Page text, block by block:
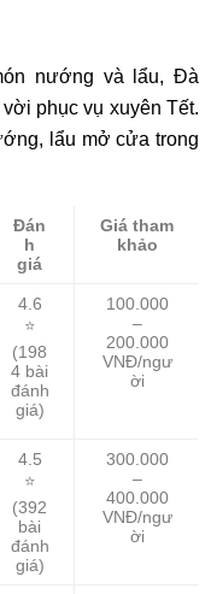
nướng và lẩu, Đà
phục vụ xuyên Tết.
lẩu mở cửa trong
Đán
h
giá
Giá tham
khảo
4.6
⭐
(198
4 bài
đánh
giá)
100.000
–
200.000
VNĐ/ngư
ời
4.5
⭐
(392
bài
đánh
giá)
300.000
–
400.000
VNĐ/ngư
ời